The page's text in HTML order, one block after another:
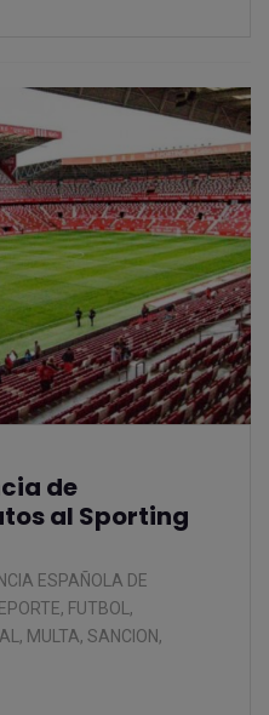
de
al Sporting
ESPAÑOLA DE
, FUTBOL ,
, MULTA, SANCION,